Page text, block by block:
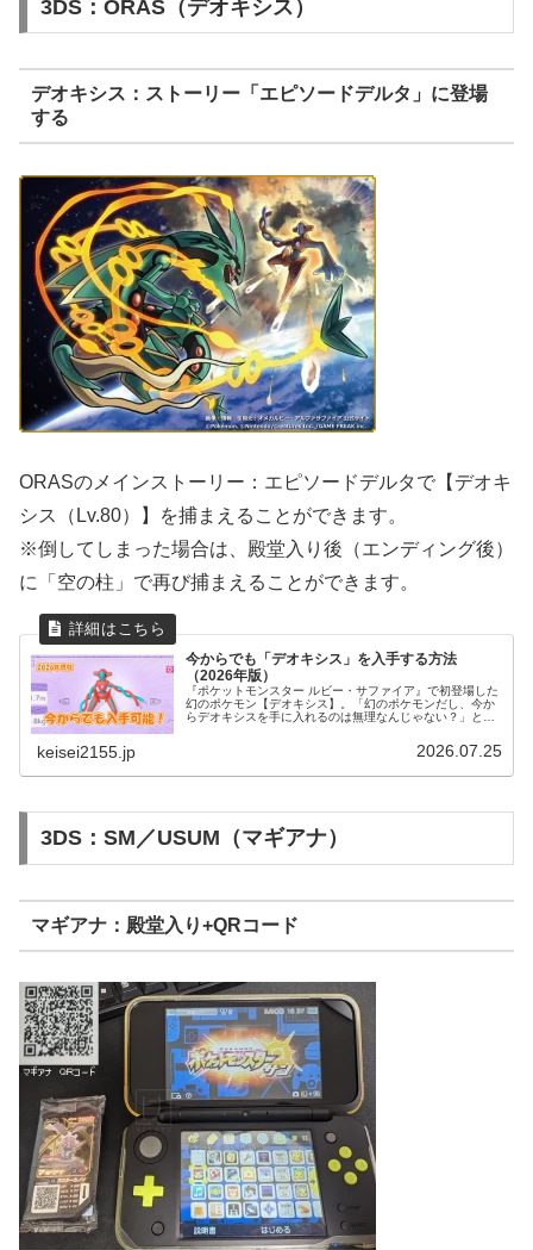
3DS：ORAS（デオキシス）
デオキシス：ストーリー「エピソードデルタ」に登場
する
ORASのメインストーリー：エピソードデルタで【デオキ
シス（Lv.80）】を捕まえることができます。
※倒してしまった場合は、殿堂入り後（エンディング後）
に「空の柱」で再び捕まえることができます。
今からでも「デオキシス」を入手する方法
（2026年版）
『ポケットモンスター ルビー・サファイア』で初登場した
幻のポケモン【デオキシス】。「幻のポケモンだし、今か
らデオキシスを手に入れるのは無理なんじゃない？」と思
keisei2155.jp 2026.07.25
3DS：SM／USUM（マギアナ）
マギアナ：殿堂入り+QRコード